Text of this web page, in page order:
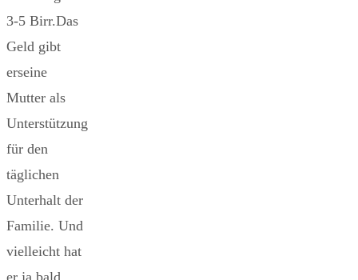
3-5 Birr.Das
Geld gibt
erseine
Mutter als
Unterstützung
für den
täglichen
Unterhalt der
Familie. Und
vielleicht hat